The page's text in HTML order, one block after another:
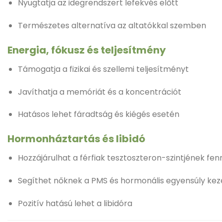
Nyugtatja az idegrendszert lefekvés előtt
Természetes alternatíva az altatókkal szemben
Energia, fókusz és teljesítmény
Támogatja a fizikai és szellemi teljesítményt
Javíthatja a memóriát és a koncentrációt
Hatásos lehet fáradtság és kiégés esetén
Hormonháztartás és libidó
Hozzájárulhat a férfiak tesztoszteron-szintjének
Segíthet nőknek a PMS és hormonális egyensúly
Pozitív hatású lehet a libidóra